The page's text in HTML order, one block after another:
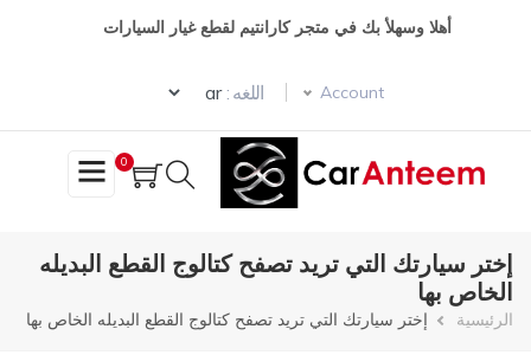
أهلا وسهلأ بك في متجر كارانتيم لقطع غيار السيارات
Account اللغه :
Select your language
0
إختر سيارتك التي تريد تصفح كتالوج القطع البديله
الخاص بها
مسار
الرئيسية إختر سيارتك التي تريد تصفح كتالوج القطع البديله الخاص بها